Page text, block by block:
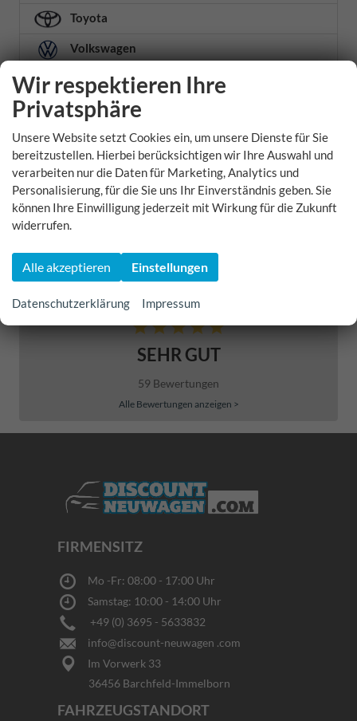
Toyota
Volkswagen
Volvo
Weitere
Xpeng
Zeekr
Zhidou
5,0
SEHR GUT
59 Bewertungen
Alle Bewertungen anzeigen >
FIRMENSITZ
Mo -Fr: 08:00 - 17:00 Uhr
Samstag: 10:00 - 14:00 Uhr
+49 (0) 3695 - 5633832
info@discount-neuwagen .com
Im Vorwerk 33
36456 Barchfeld-Immelborn
FAHRZEUGSTANDORT
Wir respektieren Ihre
Privatsphäre
Unsere Website setzt Cookies ein, um unsere Dienste für Sie
bereitzustellen. Hierbei berücksichtigen wir Ihre Auswahl und
verarbeiten nur die Daten für Marketing, Analytics und
Personalisierung, für die Sie uns Ihr Einverständnis geben. Sie
können Ihre Einwilligung jederzeit mit Wirkung für die Zukunft
widerrufen.
Alle akzeptieren Einstellungen
Datenschutzerklärung Impressum